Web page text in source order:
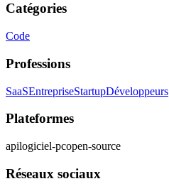
Catégories
Code
Professions
SaaSEntrepriseStartupDéveloppeurs
Plateformes
apilogiciel-pcopen-source
Réseaux sociaux